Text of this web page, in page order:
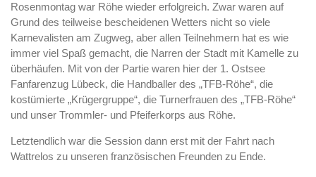
Rosenmontag war Röhe wieder erfolgreich. Zwar waren auf
Grund des teilweise bescheidenen Wetters nicht so viele
Karnevalisten am Zugweg, aber allen Teilnehmern hat es wie
immer viel Spaß gemacht, die Narren der Stadt mit Kamelle zu
überhäufen. Mit von der Partie waren hier der 1. Ostsee
Fanfarenzug Lübeck, die Handballer des „TFB-Röhe“, die
kostümierte „Krügergruppe“, die Turnerfrauen des „TFB-Röhe“
und unser Trommler- und Pfeiferkorps aus Röhe.
Letztendlich war die Session dann erst mit der Fahrt nach
Wattrelos zu unseren französischen Freunden zu Ende.